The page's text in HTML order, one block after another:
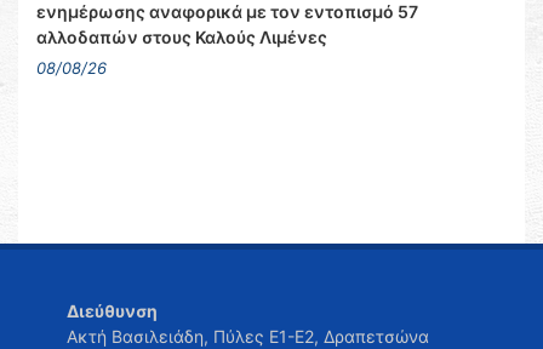
ενημέρωσης αναφορικά με τον εντοπισμό 57
αλλοδαπών στους Καλούς Λιμένες
08/08/26
Διεύθυνση
Ακτή Βασιλειάδη, Πύλες Ε1-Ε2, Δραπετσώνα